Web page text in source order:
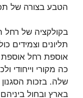
הטבע בצורה של
בקולקציה של רחל
תליונים וצמידים
אוספת רחל אוספת
כה מקורי וייחודי
שלה. בזכות
בארץ ובחול